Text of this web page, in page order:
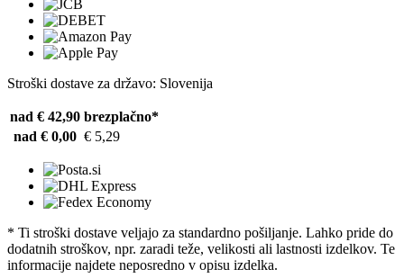
Stroški dostave za državo: Slovenija
nad € 42,90 brezplačno*
nad € 0,00 € 5,29
* Ti stroški dostave veljajo za standardno pošiljanje. Lahko pride do
dodatnih stroškov, npr. zaradi teže, velikosti ali lastnosti izdelkov. Te
informacije najdete neposredno v opisu izdelka.